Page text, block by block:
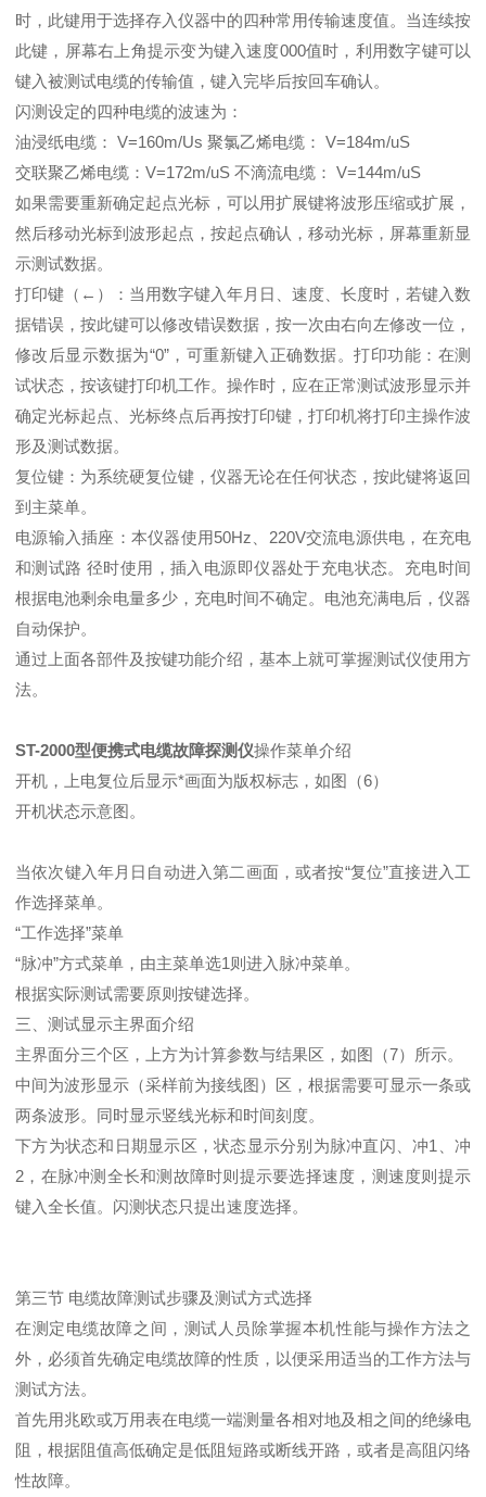
时，此键用于选择存入仪器中的四种常用传输速度值。当连续按
此键，屏幕右上角提示变为键入速度000值时，利用数字键可以
键入被测试电缆的传输值，键入完毕后按回车确认。
闪测设定的四种电缆的波速为：
油浸纸电缆： V=160m/Us 聚氯乙烯电缆： V=184m/uS
交联聚乙烯电缆：V=172m/uS 不滴流电缆： V=144m/uS
如果需要重新确定起点光标，可以用扩展键将波形压缩或扩展，
然后移动光标到波形起点，按起点确认，移动光标，屏幕重新显
示测试数据。
打印键（←）：当用数字键入年月日、速度、长度时，若键入数
据错误，按此键可以修改错误数据，按一次由右向左修改一位，
修改后显示数据为“0”，可重新键入正确数据。打印功能：在测
试状态，按该键打印机工作。操作时，应在正常测试波形显示并
确定光标起点、光标终点后再按打印键，打印机将打印主操作波
形及测试数据。
复位键：为系统硬复位键，仪器无论在任何状态，按此键将返回
到主菜单。
电源输入插座：本仪器使用50Hz、220V交流电源供电，在充电
和测试路 径时使用，插入电源即仪器处于充电状态。充电时间
根据电池剩余电量多少，充电时间不确定。电池充满电后，仪器
自动保护。
通过上面各部件及按键功能介绍，基本上就可掌握测试仪使用方
法。
ST-2000型便携式电缆故障探测仪操作菜单介绍
开机，上电复位后显示*画面为版权标志，如图（6）
开机状态示意图。
当依次键入年月日自动进入第二画面，或者按“复位”直接进入工
作选择菜单。
“工作选择”菜单
“脉冲”方式菜单，由主菜单选1则进入脉冲菜单。
根据实际测试需要原则按键选择。
三、测试显示主界面介绍
主界面分三个区，上方为计算参数与结果区，如图（7）所示。
中间为波形显示（采样前为接线图）区，根据需要可显示一条或
两条波形。同时显示竖线光标和时间刻度。
下方为状态和日期显示区，状态显示分别为脉冲直闪、冲1、冲
2，在脉冲测全长和测故障时则提示要选择速度，测速度则提示
键入全长值。闪测状态只提出速度选择。
第三节 电缆故障测试步骤及测试方式选择
在测定电缆故障之间，测试人员除掌握本机性能与操作方法之
外，必须首先确定电缆故障的性质，以便采用适当的工作方法与
测试方法。
首先用兆欧或万用表在电缆一端测量各相对地及相之间的绝缘电
阻，根据阻值高低确定是低阻短路或断线开路，或者是高阻闪络
性故障。